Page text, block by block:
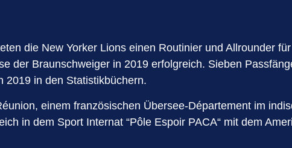
die New Yorker Lions einen Routinier und Allrounder
der Braunschweiger in 2019 erfolgreich. Sieben
2019 in den Statistikbüchern.
einem französischen Übersee-Département im
in dem Sport Internat “Pôle Espoir PACA“ mit dem